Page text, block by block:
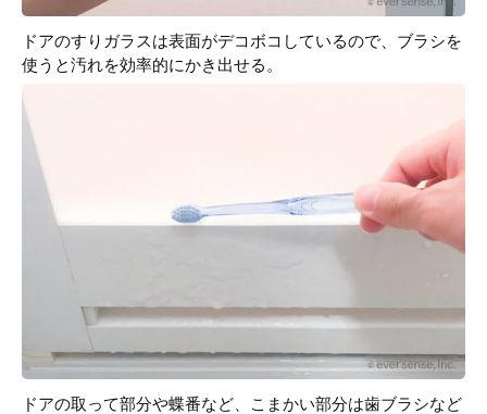
ドアのすりガラスは表面がデコボコしているので、ブラシを
使うと汚れを効率的にかき出せる。
ドアの取って部分や蝶番など、こまかい部分は歯ブラシなど